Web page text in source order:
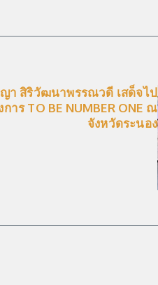
า สิริวัฒนาพรรณวดี เสด็จไป
ร TO BE NUMBER ONE ณ
จังหวัดระนอง